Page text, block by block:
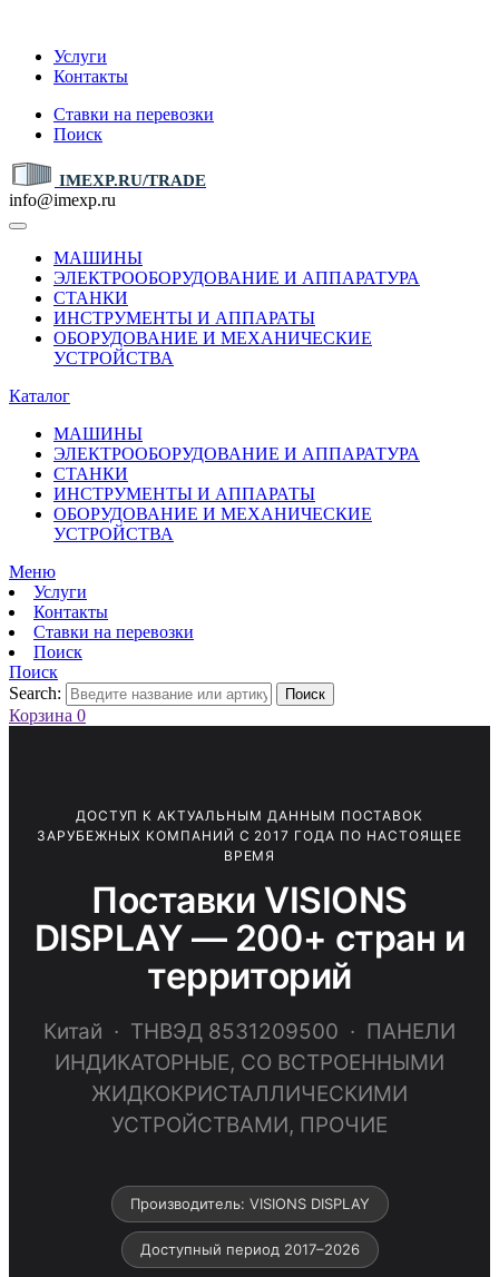
Услуги
Контакты
Ставки на перевозки
Поиск
IMEXP.RU/TRADE
info@imexp.ru
МАШИНЫ
ЭЛЕКТРООБОРУДОВАНИЕ И АППАРАТУРА
СТАНКИ
ИНСТРУМЕНТЫ И АППАРАТЫ
ОБОРУДОВАНИЕ И МЕХАНИЧЕСКИЕ
УСТРОЙСТВА
Каталог
МАШИНЫ
ЭЛЕКТРООБОРУДОВАНИЕ И АППАРАТУРА
СТАНКИ
ИНСТРУМЕНТЫ И АППАРАТЫ
ОБОРУДОВАНИЕ И МЕХАНИЧЕСКИЕ
УСТРОЙСТВА
Меню
Услуги
Контакты
Ставки на перевозки
Поиск
Поиск
Search:
Поиск
Корзина 0
ДОСТУП К АКТУАЛЬНЫМ ДАННЫМ ПОСТАВОК
ЗАРУБЕЖНЫХ КОМПАНИЙ С 2017 ГОДА ПО НАСТОЯЩЕЕ
ВРЕМЯ
Поставки VISIONS
DISPLAY — 200+ стран и
территорий
Китай · ТНВЭД 8531209500 · ПАНЕЛИ
ИНДИКАТОРНЫЕ, СО ВСТРОЕННЫМИ
ЖИДКОКРИСТАЛЛИЧЕСКИМИ
УСТРОЙСТВАМИ, ПРОЧИЕ
Производитель: VISIONS DISPLAY
Доступный период 2017–2026